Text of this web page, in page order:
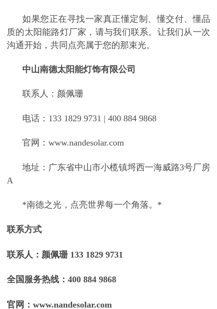
如果您正在寻找一家真正懂定制、懂交付、懂品
质的太阳能路灯厂家，请与我们联系。让我们从一次
沟通开始，共同点亮属于您的那束光。
中山南德太阳能灯饰有限公司
联系人：颜佩珊
电话： 133 1829 9731 | 400 884 9868
官网： www.nandesolar.com
地址：广东省中山市小榄镇埒西一海威路3号厂房
A
*南德之光，点亮世界每一个角落。*
联系方式
联系人：颜佩珊 133 1829 9731
全国服务热线： 400 884 9868
官网： www.nandesolar.com